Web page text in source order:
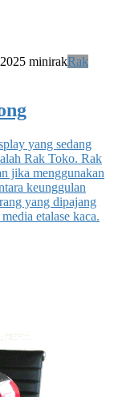
minirakRak
yang sedang
Rak Toko. Rak
jika menggunakan
keunggulan
yang dipajang
etalase kaca.